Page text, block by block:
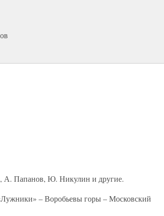
Папанов, Ю. Никулин и другие.
– Воробьевы горы – Московский